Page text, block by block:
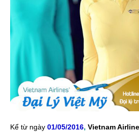
Kể từ ngày 01/05/2016, Vietnam